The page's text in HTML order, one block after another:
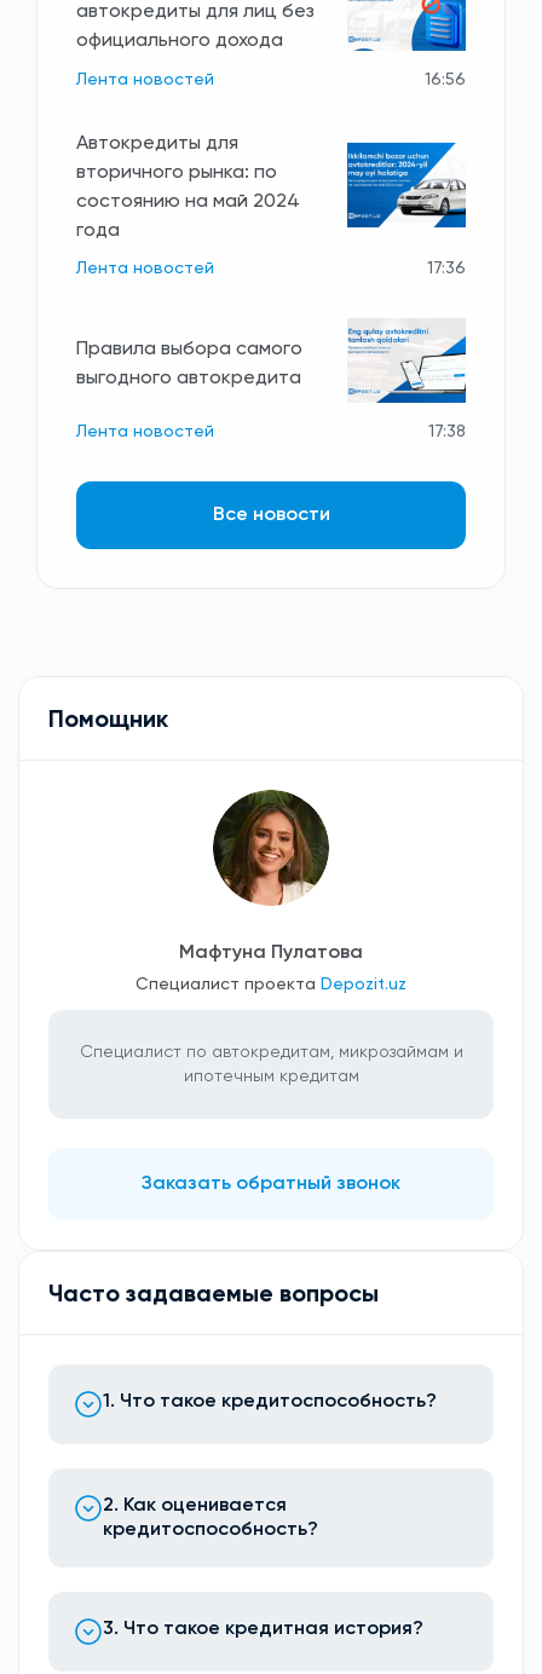
автокредиты для лиц без
официального дохода
Лента новостей 16:56
Автокредиты для
вторичного рынка: по
состоянию на май 2024
года
Лента новостей 17:36
Правила выбора самого
выгодного автокредита
Лента новостей 17:38
Все новости
Помощник
Мафтуна Пулатова
Специалист проекта Depozit.uz
Специалист по автокредитам, микрозаймам и
ипотечным кредитам
Заказать обратный звонок
Часто задаваемые вопросы
1. Что такое кредитоспособность?
2. Как оценивается
кредитоспособность?
3. Что такое кредитная история?